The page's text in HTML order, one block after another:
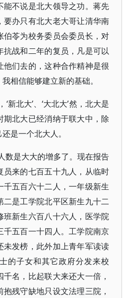
能不说是北大领导之功。蒋先
要办只有北大老大哥让清华南
伯苓为校务委员会委员长，对
战和二年的复员，凡是可以
他们去的，这种合作精神是很
相信能够建立新的基础。
新北大’、‘大北大’然，北大是
北大已经消纳于联大中，除
是一个北大人。
数是大大的增多了。现在报告
员来的七百五十九人，从临时
千五百六十二人，一年级新生
二是工学院北平区新生九十二
班新生六百八十六人，医学院
千五百一十四人。工学院南京
未发榜，此外加上青年军读读
的子女和其它政府分发来校
名，比起联大来还大一倍，
残守缺地只设文法理三院，